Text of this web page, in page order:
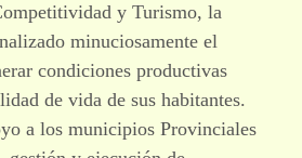
y Turismo, la
minuciosamente el
condiciones productivas
de vida de sus habitantes.
a los municipios Provinciales